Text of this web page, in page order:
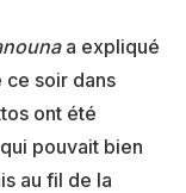
a expliqué
ce soir dans
ont été
pouvait bien
au fil de la